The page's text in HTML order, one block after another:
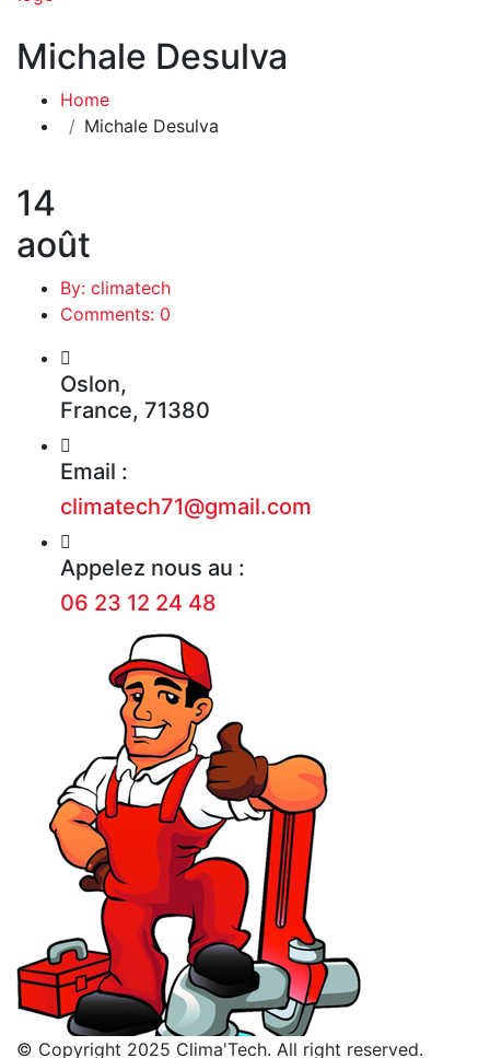
Michale Desulva
Home
Michale Desulva
14
août
By: climatech
Comments: 0
Oslon,
France, 71380
Email :
climatech71@gmail.com
Appelez nous au :
06 23 12 24 48
© Copyright 2025 Clima'Tech. All right reserved.